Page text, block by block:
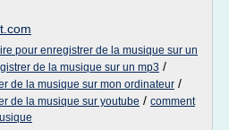
pour enregistrer de la musique sur un
de la musique sur un mp3 /
de la musique sur mon ordinateur /
de la musique sur youtube / comment